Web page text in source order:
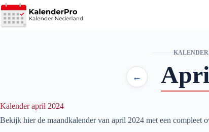
Ga
naar
de
←
Kalender april 2024
Bekijk hier de maandkalender van april 2024 met een compleet